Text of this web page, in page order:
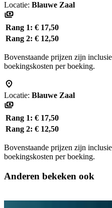
Locatie: Blauwe Zaal
Rang 1: € 17,50
Rang 2: € 12,50
Bovenstaande prijzen zijn
boekingskosten per boeking.
Locatie: Blauwe Zaal
Rang 1: € 17,50
Rang 2: € 12,50
Bovenstaande prijzen zijn
boekingskosten per boeking.
Anderen bekeken ook